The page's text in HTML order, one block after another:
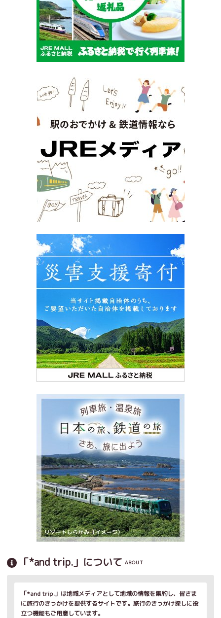
「*and trip.」について ABOUT
「*and trip.」は地域メディアとして地域の情報を集約し、皆さま
に旅行のきっかけを提供するサイトです。旅行のきっかけ探しに役
立つ機能もご用意しています。